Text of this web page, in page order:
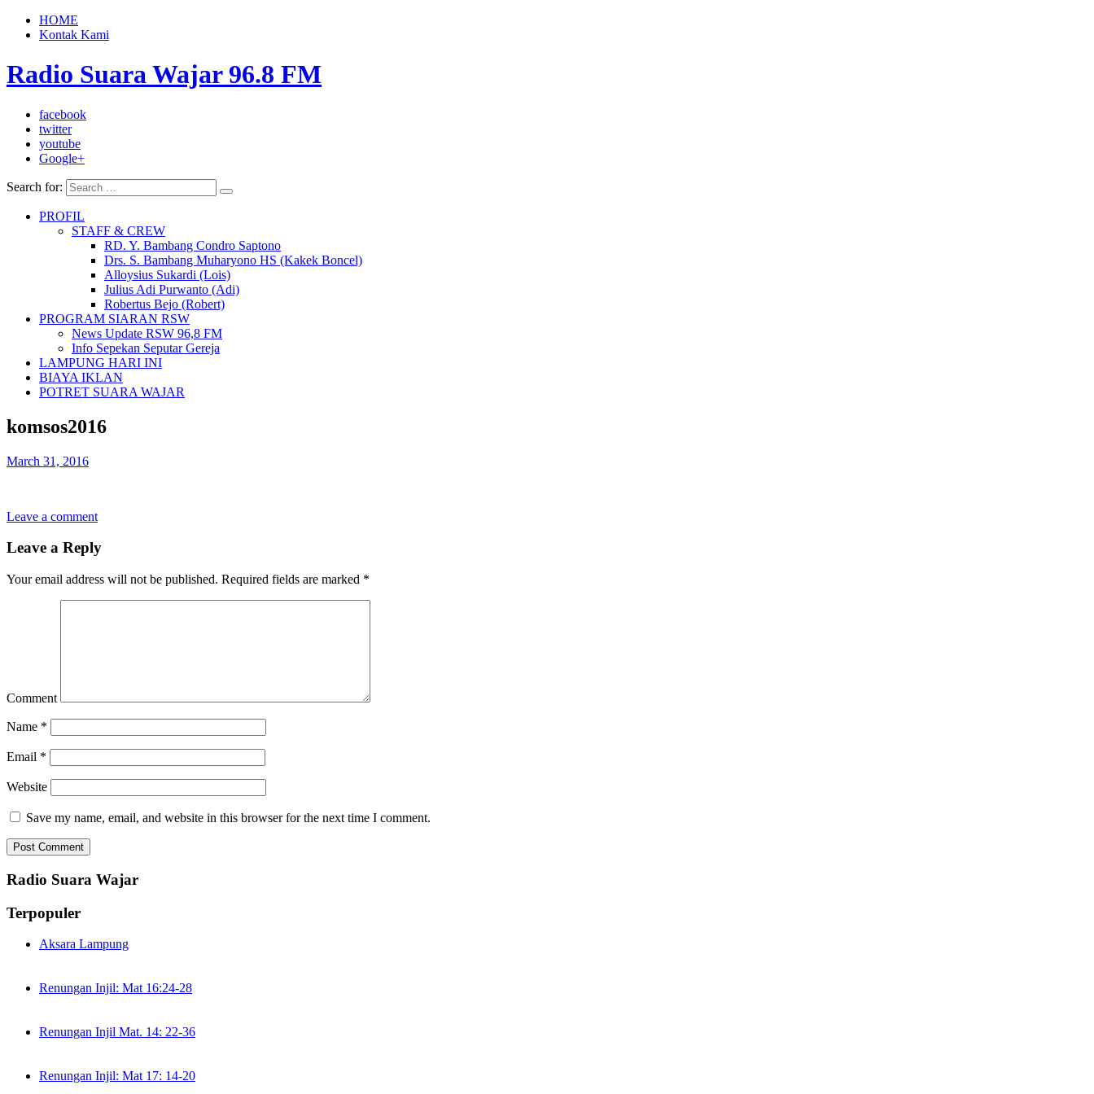
HOME
Kontak Kami
Radio Suara Wajar 96.8 FM
facebook
twitter
youtube
Google+
Search for:
PROFIL
STAFF & CREW
RD. Y. Bambang Condro Saptono
Drs. S. Bambang Muharyono HS (Kakek Boncel)
Alloysius Sukardi (Lois)
Julius Adi Purwanto (Adi)
Robertus Bejo (Robert)
PROGRAM SIARAN RSW
News Update RSW 96,8 FM
Info Sepekan Seputar Gereja
LAMPUNG HARI INI
BIAYA IKLAN
POTRET SUARA WAJAR
komsos2016
March 31, 2016
Leave a comment
Leave a Reply
Your email address will not be published. Required fields are marked *
Comment
Name *
Email *
Website
Save my name, email, and website in this browser for the next time I comment.
Radio Suara Wajar
Terpopuler
Aksara Lampung
Renungan Injil: Mat 16:24-28
Renungan Injil Mat. 14: 22-36
Renungan Injil: Mat 17: 14-20